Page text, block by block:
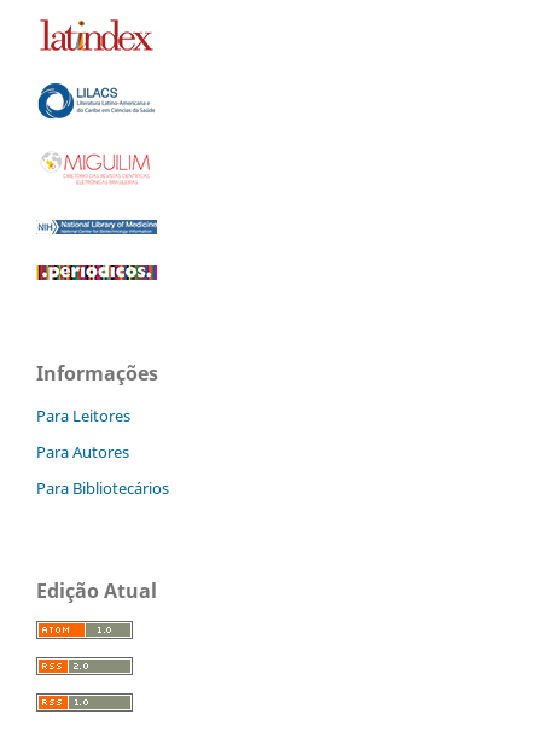
Informações
Para Leitores
Para Autores
Para Bibliotecários
Edição Atual